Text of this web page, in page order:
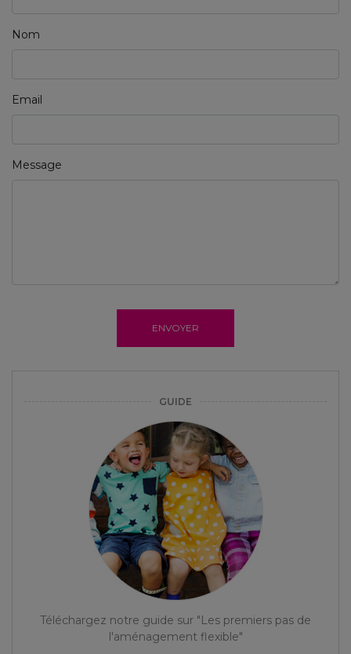
Nom
Email
Message
ENVOYER
GUIDE
Téléchargez notre guide sur "Les premiers pas de
l'aménagement flexible"